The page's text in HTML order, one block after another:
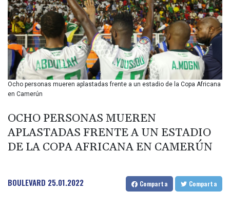
BSD 1.152686
BTN 109.688637
BWP 15.558807
BYN 3.432357
BYR 22660.258427
BZD 2.318271
CAD 1.61333
CDF 2615.761404
CLP 1055.916879
CNY 7.801146
CNH 7.796152
COP 3633.55485
CUC 1.156136
CUP 30.637594
Ocho personas mueren aplastadas frente a un estadio de la Copa Africana
en Camerún
OCHO PERSONAS MUEREN
APLASTADAS FRENTE A UN ESTADIO
DE LA COPA AFRICANA EN CAMERÚN
BOULEVARD 25.01.2022 Comparta Comparta